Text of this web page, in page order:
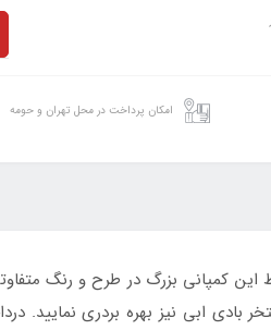
امکان پرداخت در محل تهران و حومه
کمپانی بزرگ در طرح و رنگ